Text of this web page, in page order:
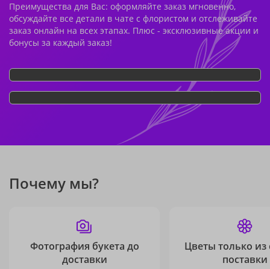
Преимущества для Вас: оформляйте заказ мгновенно,
обсуждайте все детали в чате с флористом и отслеживайте
заказ онлайн на всех этапах. Плюс - эксклюзивные акции и
бонусы за каждый заказ!
Почему мы?
Фотография букета до
доставки
Цветы только из
поставки